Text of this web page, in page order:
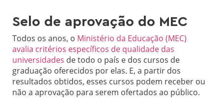
Selo de aprovação do MEC
Todos os anos, o Ministério da Educação (MEC)
avalia critérios específicos de qualidade das
universidades de todo o país e dos cursos de
graduação oferecidos por elas. E, a partir dos
resultados obtidos, esses cursos podem receber ou
não a aprovação para serem ofertados ao público.